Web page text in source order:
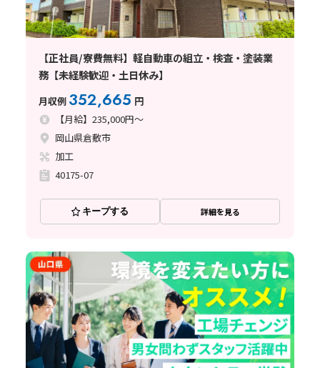
【正社員/寮費無料】軽自動車の組立・検査・塗装業
務【未経験歓迎・土日休み】
月収例 352,665 円
【月給】235,000円～
岡山県倉敷市
加工
40175-07
キープする 詳細を見る